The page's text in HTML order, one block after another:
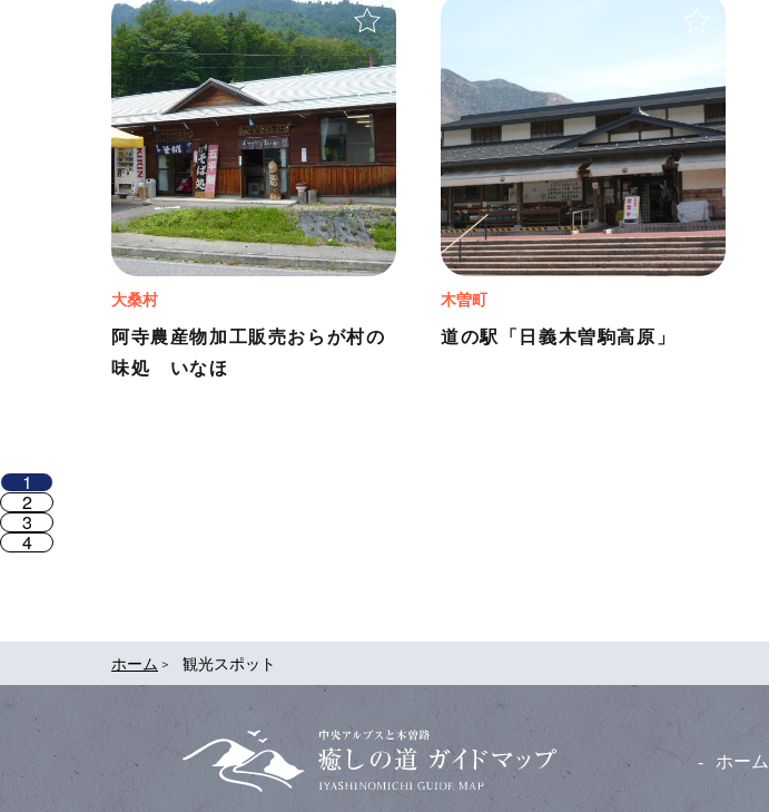
ホーム 観光スポット
阿寺農産物加工販売おらが村の
味処 いなほ
大桑村
＋
道の駅「日義木曽駒高原」
木曽町
＋
1
2
3
4
ホーム